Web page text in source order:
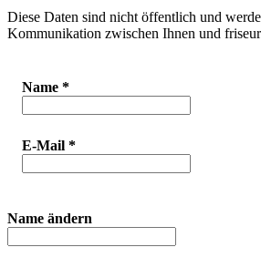
Diese Daten sind nicht öffentlich und
Kommunikation zwischen Ihnen und
Name *
E-Mail *
Name ändern